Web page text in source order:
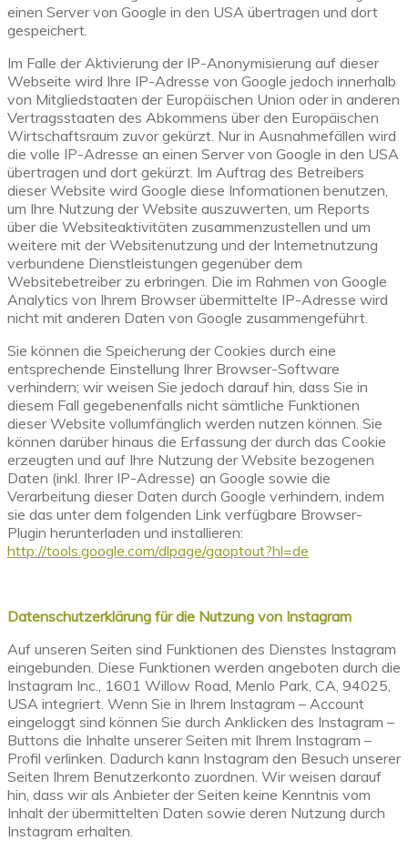
einen Server von Google in den USA übertragen und dort
gespeichert.
Im Falle der Aktivierung der IP-Anonymisierung auf dieser
Webseite wird Ihre IP-Adresse von Google jedoch innerhalb
von Mitgliedstaaten der Europäischen Union oder in anderen
Vertragsstaaten des Abkommens über den Europäischen
Wirtschaftsraum zuvor gekürzt. Nur in Ausnahmefällen wird
die volle IP-Adresse an einen Server von Google in den USA
übertragen und dort gekürzt. Im Auftrag des Betreibers
dieser Website wird Google diese Informationen benutzen,
um Ihre Nutzung der Website auszuwerten, um Reports
über die Websiteaktivitäten zusammenzustellen und um
weitere mit der Websitenutzung und der Internetnutzung
verbundene Dienstleistungen gegenüber dem
Websitebetreiber zu erbringen. Die im Rahmen von Google
Analytics von Ihrem Browser übermittelte IP-Adresse wird
nicht mit anderen Daten von Google zusammengeführt.
Sie können die Speicherung der Cookies durch eine
entsprechende Einstellung Ihrer Browser-Software
verhindern; wir weisen Sie jedoch darauf hin, dass Sie in
diesem Fall gegebenenfalls nicht sämtliche Funktionen
dieser Website vollumfänglich werden nutzen können. Sie
können darüber hinaus die Erfassung der durch das Cookie
erzeugten und auf Ihre Nutzung der Website bezogenen
Daten (inkl. Ihrer IP-Adresse) an Google sowie die
Verarbeitung dieser Daten durch Google verhindern, indem
sie das unter dem folgenden Link verfügbare Browser-
Plugin herunterladen und installieren:
http://tools.google.com/dlpage/gaoptout?hl=de
Datenschutzerklärung für die Nutzung von Instagram
Auf unseren Seiten sind Funktionen des Dienstes Instagram
eingebunden. Diese Funktionen werden angeboten durch die
Instagram Inc., 1601 Willow Road, Menlo Park, CA, 94025,
USA integriert. Wenn Sie in Ihrem Instagram – Account
eingeloggt sind können Sie durch Anklicken des Instagram –
Buttons die Inhalte unserer Seiten mit Ihrem Instagram –
Profil verlinken. Dadurch kann Instagram den Besuch unserer
Seiten Ihrem Benutzerkonto zuordnen. Wir weisen darauf
hin, dass wir als Anbieter der Seiten keine Kenntnis vom
Inhalt der übermittelten Daten sowie deren Nutzung durch
Instagram erhalten.